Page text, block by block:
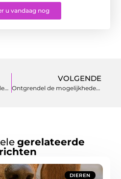
u vandaag nog
Tuindorado: de tuinmeubelen expert in Friesland
VOLGENDE
Ontgrendel de mogelijkheden van een op maat gemaakte schutting
gerelateerde
DIEREN